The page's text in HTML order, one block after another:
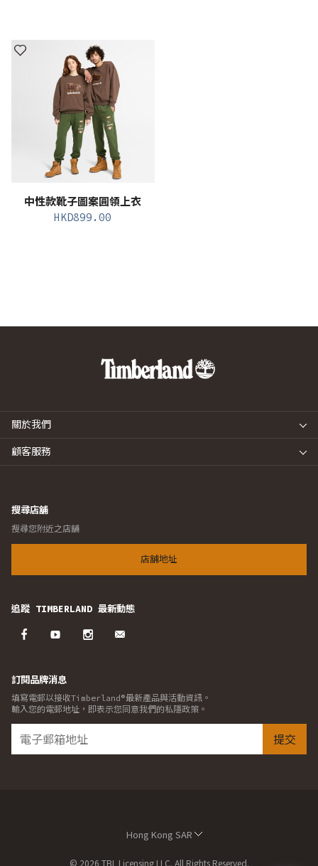
中性款靴子圖案圓領上衣
HKD899.00
關於我們
顧客服務
搜尋店舖
搜尋您附近之店舖
店舖地址
追蹤 TIMBERLAND 最新動態
訂閱品牌消息
填寫電郵以接收Timberland®最新產品與活動資訊。
輸入您的電郵地址，即表示您同意我們的私隱政策。
提交
Hong Kong SAR
© 2026 TBL Licensing LLC. All Rights Reserved.